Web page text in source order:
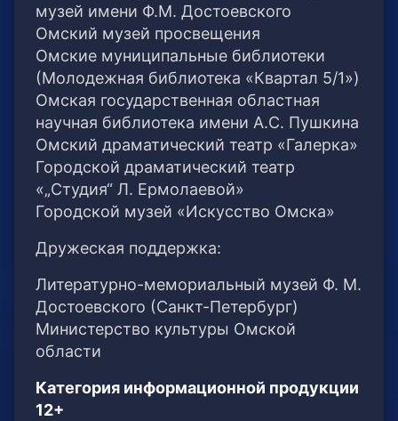
музей имени Ф.М. Достоевского
Омский музей просвещения
Омские муниципальные библиотеки
(Молодежная библиотека «Квартал 5/1»)
Омская государственная областная
научная библиотека имени А.С. Пушкина
Омский драматический театр «Галерка»
Городской драматический театр
«„Студия“ Л. Ермолаевой»
Городской музей «Искусство Омска»
Дружеская поддержка:
Литературно-мемориальный музей Ф. М.
Достоевского (Санкт-Петербург)
Министерство культуры Омской
области
Категория информационной продукции
12+